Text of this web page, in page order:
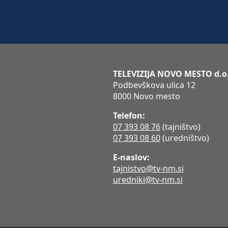
TELEVIZIJA NOVO MESTO
Podbevškova ulica 12
8000 Novo mesto
Telefon:
07 393 08 76(tajništvo)
07 393 08 60(uredništvo)
E-naslov:
tajnistvo@tv-nm.si
uredniki@tv-nm.si